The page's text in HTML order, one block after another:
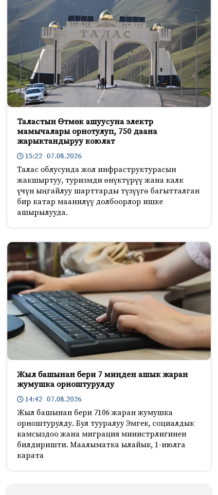
Таластын Өтмөк ашуусуна электр
мамычалары орнотулуп, 750 даана
жарыктандыруу коюлат
15:22 07.08.2026
Талас облусунда жол инфраструктурасын
жакшыртуу, туризмди өнүктүрүү жана калк
үчүн ыңгайлуу шарттарды түзүүгө багытталган
бир катар маанилүү долбоорлор ишке
ашырылууда.
Жыл башынан бери 7 миңден ашык жаран
жумушка орноштурулду
14:42 07.08.2026
Жыл башынан бери 7106 жаран жумушка
орноштурулду. Бул тууралуу Эмгек, социалдык
камсыздоо жана миграция министрлигинен
билдиришти. Маалыматка ылайык, 1-июлга
карата